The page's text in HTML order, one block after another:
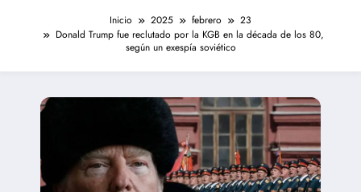
Inicio 2025 febrero
23
Donald Trump fue reclutado por la KGB en la década de los 80,
según un exespía soviético